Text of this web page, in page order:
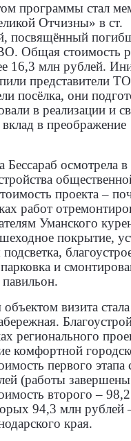
программы стал
Отчизны» в ст.
посвящённый
Общая стоимость
16,3 млн рублей.
представители
посёлка, они
в реализации и
в преображение
Бессараб осмотрела в
проекта –
работ
Уманского
покрытие,
и
визита стала
регионального
комфортной
первого этапа
(работы
второго –
94,3 млн рублей
края.